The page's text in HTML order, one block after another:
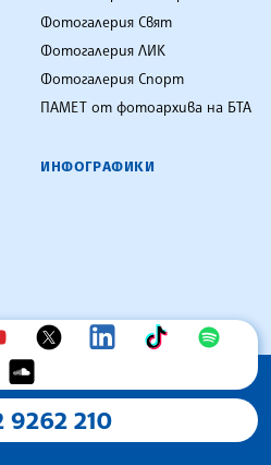
Фотогалерия Свят
Фотогалерия ЛИК
Фотогалерия Спорт
ПАМЕТ от фотоархива на БТА
ИНФОГРАФИКИ
9262 210